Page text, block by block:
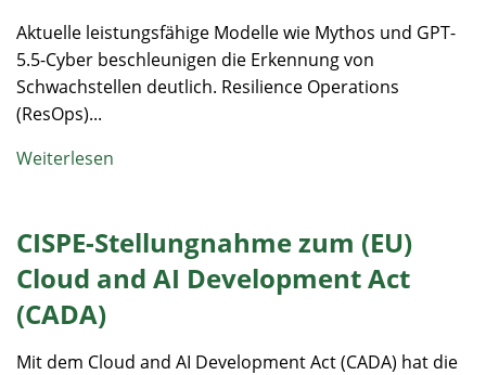
Aktuelle leistungsfähige Modelle wie Mythos und GPT-
5.5-Cyber beschleunigen die Erkennung von
Schwachstellen deutlich. Resilience Operations
(ResOps)...
Weiterlesen
CISPE-Stellungnahme zum (EU)
Cloud and AI Development Act
(CADA)
Mit dem Cloud and AI Development Act (CADA) hat die